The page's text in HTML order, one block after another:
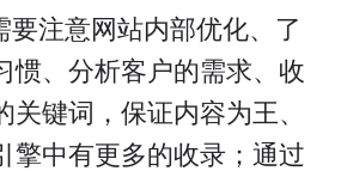
要注意网站内部优化、了
惯、分析客户的需求、收
关键词，保证内容为王、
擎中有更多的收录；通过